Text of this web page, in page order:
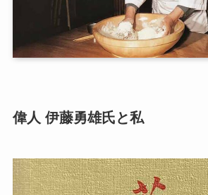
偉人 伊藤勇雄氏と私